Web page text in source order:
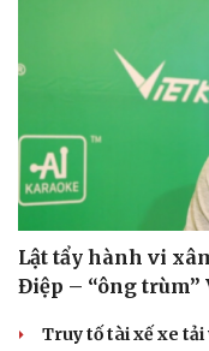
Lật tẩy hành vi
Điệp – “ông trùm”
Truy tố tài xế xe